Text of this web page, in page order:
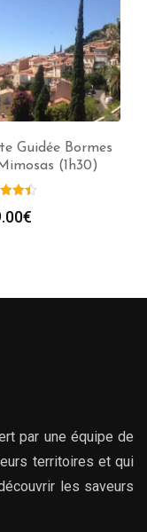
Guidée Bormes
(1h30)
€
par une équipe de
territoires et qui
les saveurs